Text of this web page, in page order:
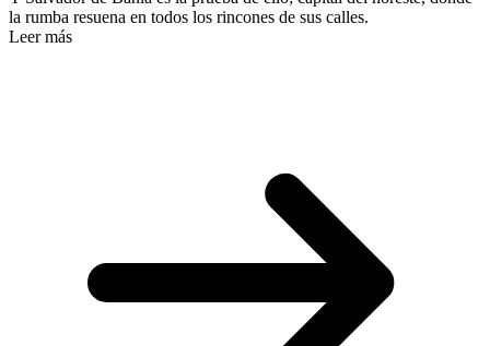
la rumba resuena en todos los rincones de sus calles.
Leer más